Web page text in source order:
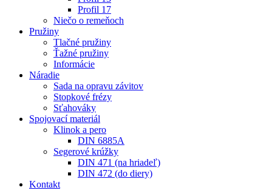
Profil 17
Niečo o remeňoch
Pružiny
Tlačné pružiny
Ťažné pružiny
Informácie
Náradie
Sada na opravu závitov
Stopkové frézy
Sťahováky
Spojovací materiál
Klinok a pero
DIN 6885A
Segerové krúžky
DIN 471 (na hriadeľ)
DIN 472 (do diery)
Kontakt